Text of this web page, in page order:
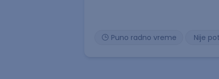
Nije
Puno radno vreme